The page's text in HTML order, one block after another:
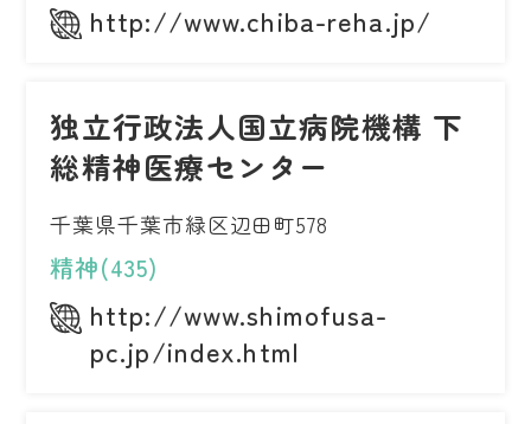
http://www.chiba-reha.jp/
独立行政法人国立病院機構 下
総精神医療センター
千葉県千葉市緑区辺田町578
精神(435)
http://www.shimofusa-
pc.jp/index.html